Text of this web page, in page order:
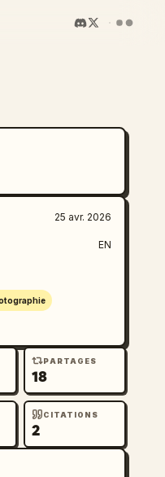
25 avr. 2026
EN
PARTAGES
18
CITATIONS
2